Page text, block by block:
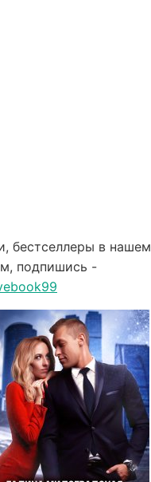
бестселлеры в нашем
подпишись -